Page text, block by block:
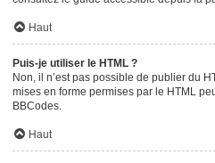
Haut
Puis-je utiliser le HTML ?
Non, il n’est pas possible de publier du
mises en forme permises par le HTML
BBCodes.
Haut